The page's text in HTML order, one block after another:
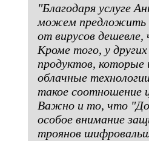
"Благодаря услуге
можем предложить
от вирусов дешевле,
Кроме того, у
продуктов, которые
облачные
такое соотношение
Важно и то, что
особое внимание
троянов